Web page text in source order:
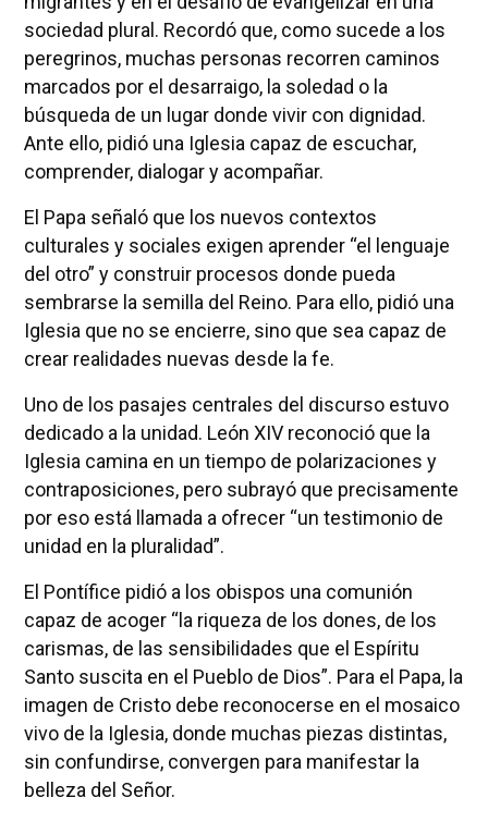
sociedad plural. Recordó que, como sucede a los
peregrinos, muchas personas recorren caminos
marcados por el desarraigo, la soledad o la
búsqueda de un lugar donde vivir con dignidad.
Ante ello, pidió una Iglesia capaz de escuchar,
comprender, dialogar y acompañar.
El Papa señaló que los nuevos contextos
culturales y sociales exigen aprender “el lenguaje
del otro” y construir procesos donde pueda
sembrarse la semilla del Reino. Para ello, pidió una
Iglesia que no se encierre, sino que sea capaz de
crear realidades nuevas desde la fe.
Uno de los pasajes centrales del discurso estuvo
dedicado a la unidad. León XIV reconoció que la
Iglesia camina en un tiempo de polarizaciones y
contraposiciones, pero subrayó que precisamente
por eso está llamada a ofrecer “un testimonio de
unidad en la pluralidad”.
El Pontífice pidió a los obispos una comunión
capaz de acoger “la riqueza de los dones, de los
carismas, de las sensibilidades que el Espíritu
Santo suscita en el Pueblo de Dios”. Para el Papa, la
imagen de Cristo debe reconocerse en el mosaico
vivo de la Iglesia, donde muchas piezas distintas,
sin confundirse, convergen para manifestar la
belleza del Señor.